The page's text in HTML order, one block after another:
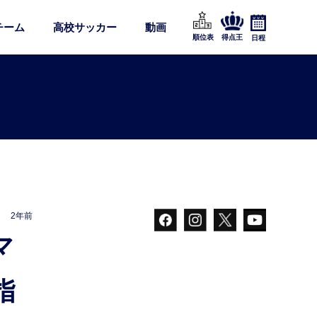
ーム 高校サッカー 動画
順位表 得点王 日程
2年前